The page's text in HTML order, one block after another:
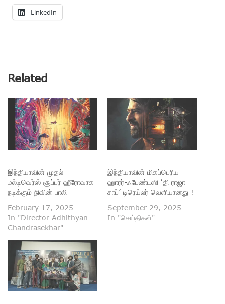
LinkedIn
Related
இந்தியாவின் முதல்
மல்டிவெர்ஸ் சூப்பர் ஹீரோவாக
நடிக்கும் நிவின் பாலி
February 17, 2025
In "Director Adhithyan
Chandrasekhar"
இந்தியாவின் மிகப்பெரிய
ஹாரர்-ஃபேண்டஸி ‘தி ராஜா
சாப்’ டிரெய்லர் வெளியானது !
September 29, 2025
In "செய்திகள்"